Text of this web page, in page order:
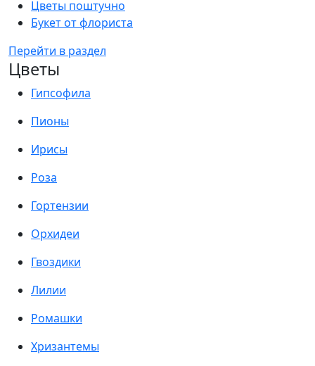
Цветы поштучно
Букет от флориста
Перейти в раздел
Цветы
Гипсофила
Пионы
Ирисы
Роза
Гортензии
Орхидеи
Гвоздики
Лилии
Ромашки
Хризантемы